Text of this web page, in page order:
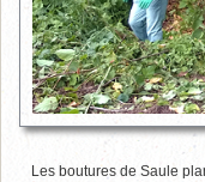
Les boutures de Saule